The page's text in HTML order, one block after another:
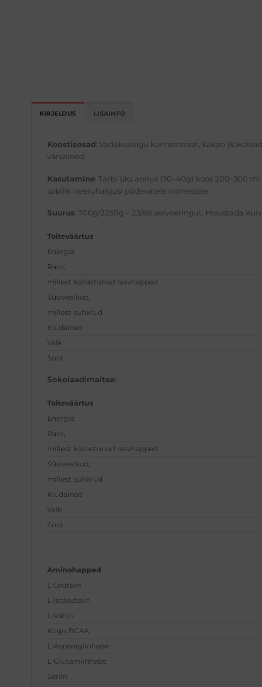
KIRJELDUS LISAINFO
Koostisosad: Vadakuvalgu kontsentraat, kakao
värvained.
Kasutamine: Tarbi üks annus (30–40g) koos 200–300
sobilik neeruhaigusi põdevatele inimestele.
Suurus: 700g/2250g – 23/66 serveeringut. Hoiustada
Toiteväärtus
Energia
Rasv,
millest küllastunud rasvhapped
Süsivesikud,
millest suhkrud
Kiudained
Valk
Sool
Šokolaadimaitse:
Toiteväärtus
Energia
Rasv,
millest küllastunud rasvhapped
Süsivesikud,
millest suhkrud
Kiudained
Valk
Sool
Aminohapped
L-Leutsiin
L-Isoleutsiin
L-Valiin
Kogu BCAA
L-Asparagiinhape
L-Glutamiinhape
Seriin